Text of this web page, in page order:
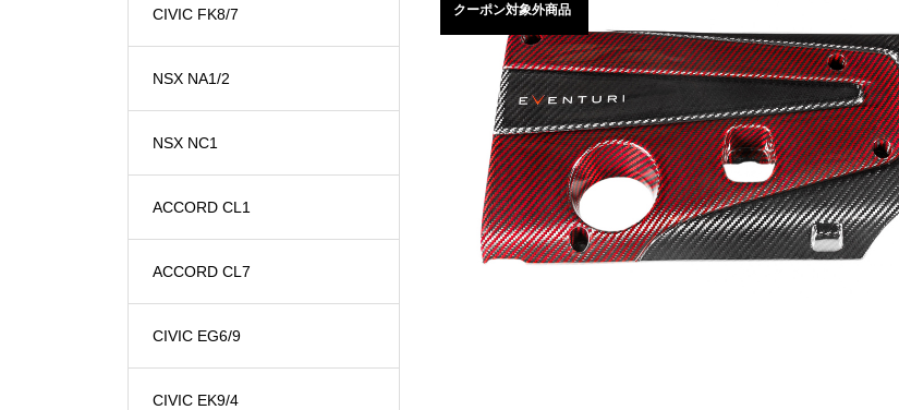
クーポン対象外商品
CIVIC FK8/7
NSX NA1/2
NSX NC1
ACCORD CL1
ACCORD CL7
CIVIC EG6/9
CIVIC EK9/4